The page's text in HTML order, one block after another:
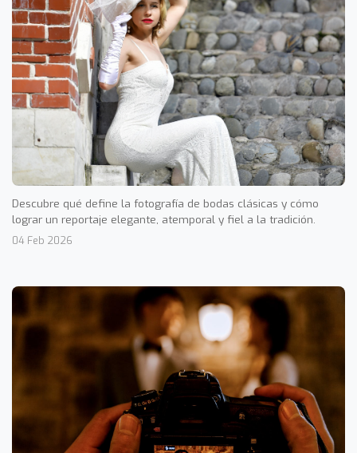
Descubre qué define la fotografía de bodas clásicas y cómo
lograr un reportaje elegante, atemporal y fiel a la tradición.
04 Feb 2026